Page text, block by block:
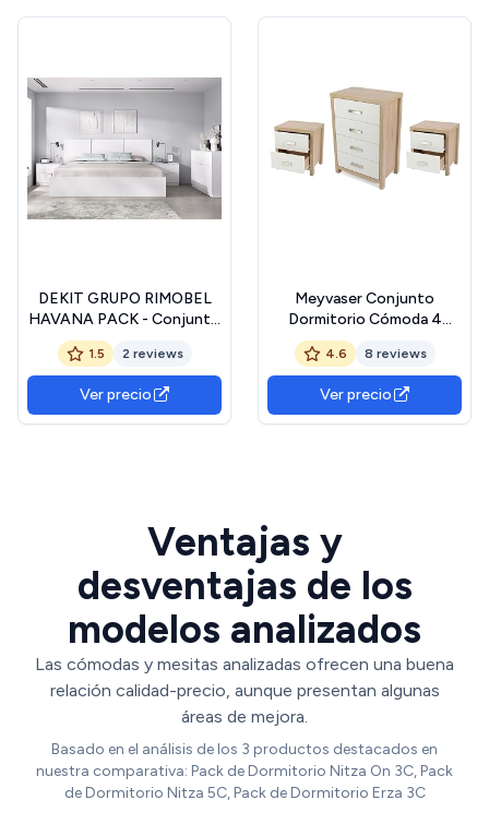
DEKIT GRUPO RIMOBEL
HAVANA PACK - Conjunto
de cabezal de tres plafones
con dos mesitas, aro de
cama 135/140X190 y
cómoda de tres cajones -
BLANCO
1.5 2 reviews
Ver precio
Meyvaser Conjunto
Dormitorio Cómoda 4
Cajones y 2 mesillas de
Noche, Color Cambria y
Blanco
4.6 8 reviews
Ver precio
Ventajas y
desventajas de los
modelos analizados
Las cómodas y mesitas analizadas ofrecen una buena
relación calidad-precio, aunque presentan algunas
áreas de mejora.
Basado en el análisis de los 3 productos destacados en
nuestra comparativa: Pack de Dormitorio Nitza On 3C, Pack
de Dormitorio Nitza 5C, Pack de Dormitorio Erza 3C